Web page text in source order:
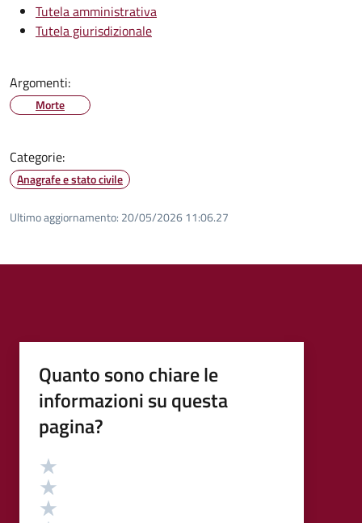
Tutela amministrativa
Tutela giurisdizionale
Argomenti:
Morte
Categorie:
Anagrafe e stato civile
Ultimo aggiornamento: 20/05/2026 11:06.27
Quanto sono chiare le
informazioni su questa
pagina?
Valutazione